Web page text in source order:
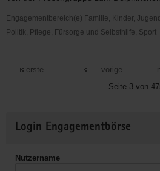
Engagementbereich(e) Familie, Kinder,
Politik, Pflege, Fürsorge und Selbsthilfe, Sport
Wasserspringen
erste
vorige
Seite 3 von
Informationen
Login Engagementbörse
Nutzername